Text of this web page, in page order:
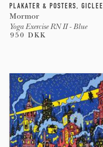
PLAKATER & POSTERS, GICLEE
Mormor
Yoga Exercise RN II - Blue
950 DKK